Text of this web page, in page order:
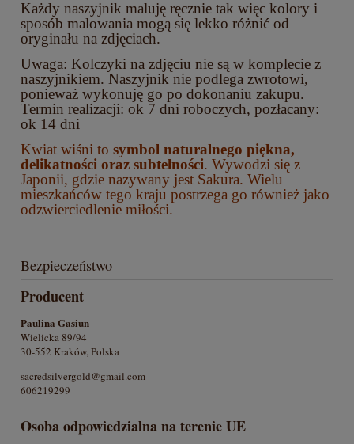
Każdy naszyjnik maluję ręcznie tak więc kolory i
sposób malowania mogą się lekko różnić od
oryginału na zdjęciach.
Uwaga: Kolczyki na zdjęciu nie są w komplecie z
naszyjnikiem. Naszyjnik nie podlega zwrotowi,
ponieważ wykonuję go po dokonaniu zakupu.
Termin realizacji: ok 7 dni roboczych, pozłacany:
ok 14 dni
Kwiat wiśni to symbol naturalnego piękna,
delikatności oraz subtelności. Wywodzi się z
Japonii, gdzie nazywany jest Sakura. Wielu
mieszkańców tego kraju postrzega go również jako
odzwierciedlenie miłości.
Bezpieczeństwo
Producent
Paulina Gasiun
Wielicka 89/94
30-552 Kraków, Polska
sacredsilvergold@gmail.com
606219299
Osoba odpowiedzialna na terenie UE